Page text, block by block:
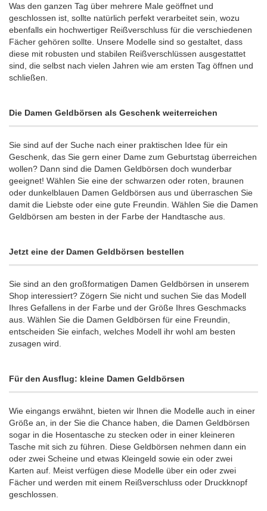
Was den ganzen Tag über mehrere Male geöffnet und
geschlossen ist, sollte natürlich perfekt verarbeitet sein, wozu
ebenfalls ein hochwertiger Reißverschluss für die verschiedenen
Fächer gehören sollte. Unsere Modelle sind so gestaltet, dass
diese mit robusten und stabilen Reißverschlüssen ausgestattet
sind, die selbst nach vielen Jahren wie am ersten Tag öffnen und
schließen.
Die Damen Geldbörsen als Geschenk weiterreichen
Sie sind auf der Suche nach einer praktischen Idee für ein
Geschenk, das Sie gern einer Dame zum Geburtstag überreichen
wollen? Dann sind die Damen Geldbörsen doch wunderbar
geeignet! Wählen Sie eine der schwarzen oder roten, braunen
oder dunkelblauen Damen Geldbörsen aus und überraschen Sie
damit die Liebste oder eine gute Freundin. Wählen Sie die Damen
Geldbörsen am besten in der Farbe der Handtasche aus.
Jetzt eine der Damen Geldbörsen bestellen
Sie sind an den großformatigen Damen Geldbörsen in unserem
Shop interessiert? Zögern Sie nicht und suchen Sie das Modell
Ihres Gefallens in der Farbe und der Größe Ihres Geschmacks
aus. Wählen Sie die Damen Geldbörsen für eine Freundin,
entscheiden Sie einfach, welches Modell ihr wohl am besten
zusagen wird.
Für den Ausflug: kleine Damen Geldbörsen
Wie eingangs erwähnt, bieten wir Ihnen die Modelle auch in einer
Größe an, in der Sie die Chance haben, die Damen Geldbörsen
sogar in die Hosentasche zu stecken oder in einer kleineren
Tasche mit sich zu führen. Diese Geldbörsen nehmen dann ein
oder zwei Scheine und etwas Kleingeld sowie ein oder zwei
Karten auf. Meist verfügen diese Modelle über ein oder zwei
Fächer und werden mit einem Reißverschluss oder Druckknopf
geschlossen.